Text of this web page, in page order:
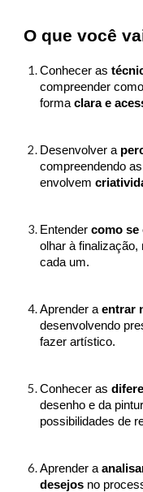
O que você
Conhecer as
compreender
formaclara e
Desenvolver a
compreendendo
envolvem
Entendercomo se
olhar à
cada um.
Aprender aentrar
desenvolvendo
fazer artístico.
Conhecer as
desenho e da
possibilidades de
Aprender a
desejos no